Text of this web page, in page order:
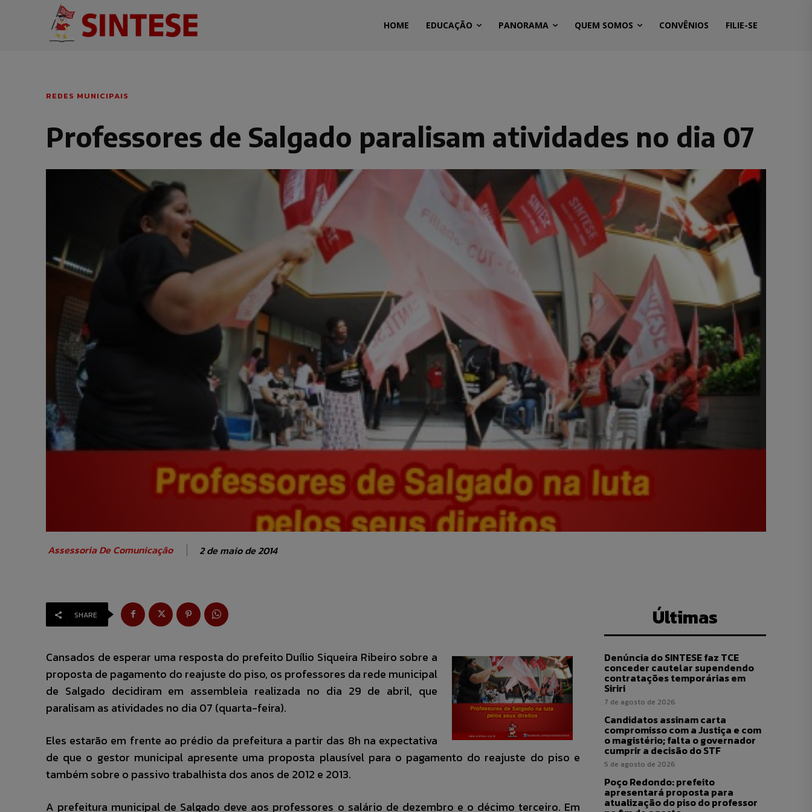
HOME EDUCAÇÃO PANORAMA QUEM SOMOS CONVÊNIOS FILIE-SE
REDES MUNICIPAIS
Professores de Salgado paralisam atividades no dia 07
Assessoria De Comunicação 2 de maio de 2014
SHARE
Cansados de esperar uma resposta do prefeito Duílio Siqueira Ribeiro sobre a
proposta de pagamento do reajuste do piso, os professores da rede municipal
de Salgado decidiram em assembleia realizada no dia 29 de abril, que
paralisam as atividades no dia 07 (quarta-feira).
Eles estarão em frente ao prédio da prefeitura a partir das 8h na expectativa
de que o gestor municipal apresente uma proposta plausível para o pagamento do reajuste do piso e
também sobre o passivo trabalhista dos anos de 2012 e 2013.
A prefeitura municipal de Salgado deve aos professores o salário de dezembro e o décimo terceiro. Em
Últimas
Denúncia do SINTESE faz TCE
conceder cautelar supendendo
contratações temporárias em
Siriri
7 de agosto de 2026
Candidatos assinam carta
compromisso com a Justiça e com
o magistério; falta o governador
cumprir a decisão do STF
5 de agosto de 2026
Poço Redondo: prefeito
apresentará proposta para
atualização do piso do professor